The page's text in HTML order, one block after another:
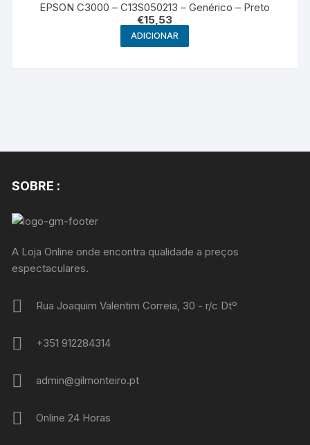
EPSON C3000 – C13S050213 – Genérico – Preto
€15,53
ADICIONAR
SOBRE :
A Loja Online onde encontra qualidade a preços
espectaculares.
Rua Joaquim Valentim Correia, 30 - r/c Dtº
+351 912284314
admin@gilmonteiro.pt
Online 24 Horas